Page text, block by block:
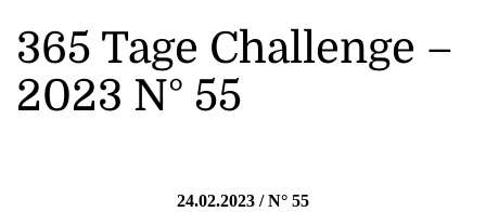
365 Tage Challenge –
2023 N° 55
24.02.2023 / N° 55